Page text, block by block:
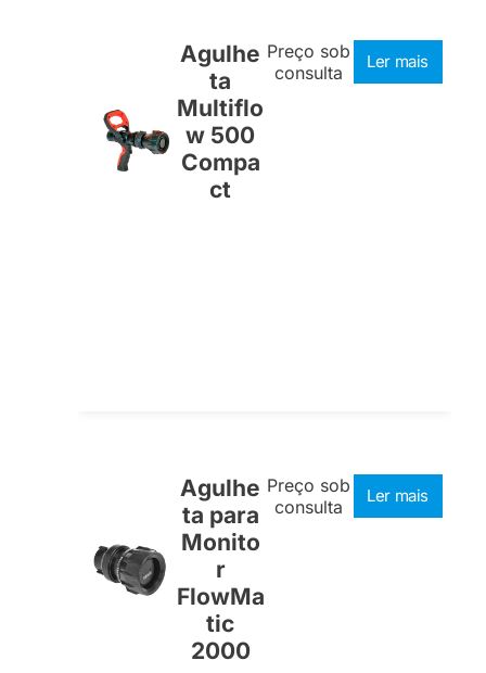
Agulhe
ta
Multiflo
w 500
Compa
ct
Preço sob
consulta
Ler mais
Agulhe
ta para
Monito
r
FlowMa
tic
2000
Preço sob
consulta
Ler mais